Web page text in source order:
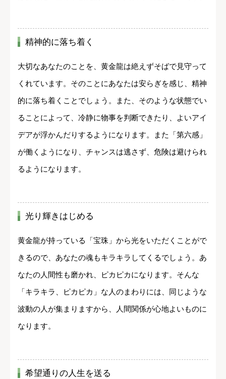
精神的に落ち着く
大切なあなたのことを、黄金龍は絶えずそばで見守って
くれています。そのことにあなたは安らぎを感じ、精神
的に落ち着くことでしょう。また、そのような状態でい
ることによって、冷静に物事を判断できたり、よいアイ
デアが浮かんだりするようになります。また「第六感」
が働くようになり、チャンスは逃さず、危険は避けられ
るようになります。
光り輝きはじめる
黄金龍が持っている「宝珠」から光をいただくことがで
きるので、あなたの魂もキラキラしてくるでしょう。あ
なたの人間性も磨かれ、ピカピカになります。そんな
「キラキラ、ピカピカ」な人のまわりには、同じような
波動の人が集まりますから、人間関係が心地よいものに
なります。
希望通りの人生を送る